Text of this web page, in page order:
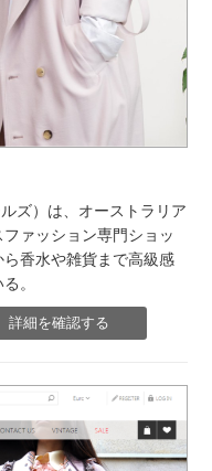
ズ）は、オーストラリア
ァッション専門ショッ
香水や雑貨まで高級感
。
詳細を確認する